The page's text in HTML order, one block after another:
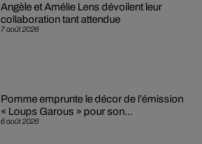
7 août 2026
Angèle et Amélie Lens dévoilent leur
collaboration tant attendue
6 août 2026
Pomme emprunte le décor de l’émission
« Loups Garous » pour son...